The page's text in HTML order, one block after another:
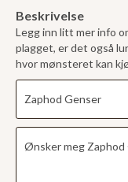
Beskrivelse
Legg inn litt mer info
plagget, er det også
hvor mønsteret kan